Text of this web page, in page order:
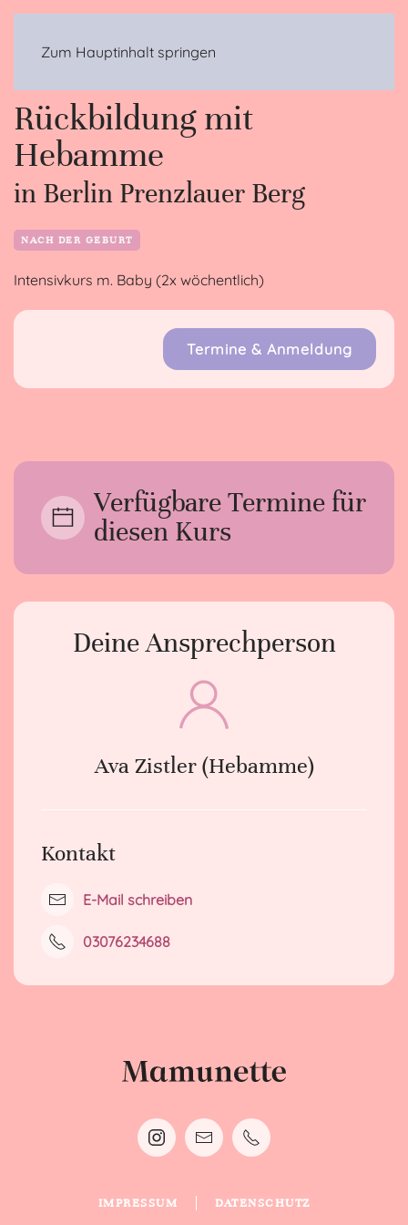
Zum Hauptinhalt springen
Rückbildung mit
Hebamme
in Berlin Prenzlauer Berg
NACH DER GEBURT
Intensivkurs m. Baby (2x wöchentlich)
Termine & Anmeldung
Verfügbare Termine für
diesen Kurs
Deine Ansprechperson
Ava Zistler (Hebamme)
Kontakt
E-Mail schreiben
03076234688
IMPRESSUM DATENSCHUTZ